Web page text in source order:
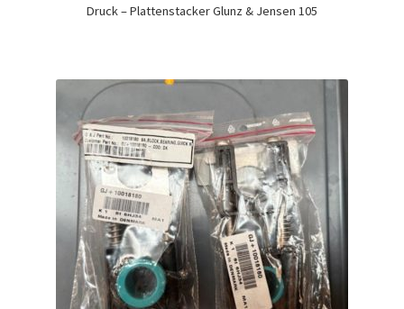
Druck – Plattenstacker Glunz & Jensen 105